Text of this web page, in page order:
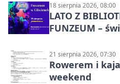
18 sierpnia 2026, 08:00
LATO Z
FUNZEUM –
21 sierpnia 2026, 07:30
Rowerem i
weekend